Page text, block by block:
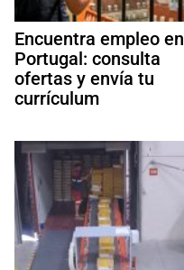
Encuentra empleo en
Portugal: consulta
ofertas y envía tu
currículum